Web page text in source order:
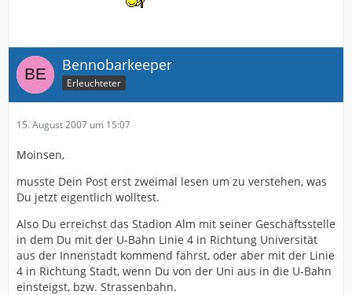
Bennobarkeeper
Erleuchteter
15. August 2007 um 15:07
Moinsen,
musste Dein Post erst zweimal lesen um zu verstehen, was
Du jetzt eigentlich wolltest.
Also Du erreichst das Stadion Alm mit seiner Geschäftsstelle
in dem Du mit der U-Bahn Linie 4 in Richtung Universität
aus der Innenstadt kommend fährst, oder aber mit der Linie
4 in Richtung Stadt, wenn Du von der Uni aus in die U-Bahn
einsteigst, bzw. Strassenbahn.